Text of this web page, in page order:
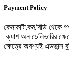
Payment Policy
কেনাকাটা.কম.বিডি থেকে
ক্যাশ অন ডেলিভারির
ক্ষেত্রে অবশ্যই এডভান্স